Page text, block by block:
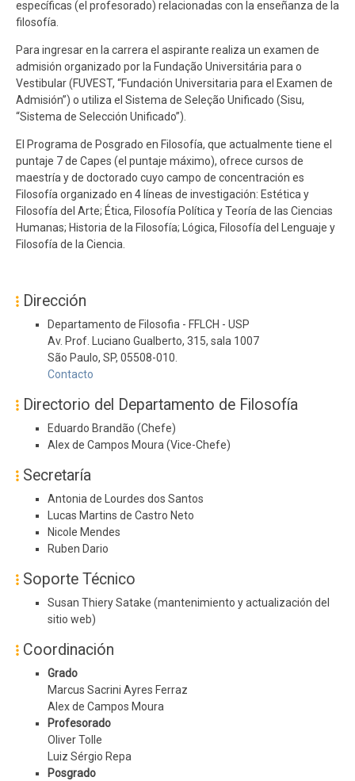
específicas (el profesorado) relacionadas con la enseñanza de la
filosofía.
Para ingresar en la carrera el aspirante realiza un examen de
admisión organizado por la Fundação Universitária para o
Vestibular (FUVEST, “Fundación Universitaria para el Examen de
Admisión”) o utiliza el Sistema de Seleção Unificado (Sisu,
“Sistema de Selección Unificado”).
El Programa de Posgrado en Filosofía, que actualmente tiene el
puntaje 7 de Capes (el puntaje máximo), ofrece cursos de
maestría y de doctorado cuyo campo de concentración es
Filosofía organizado en 4 líneas de investigación: Estética y
Filosofía del Arte; Ética, Filosofía Política y Teoría de las Ciencias
Humanas; Historia de la Filosofía; Lógica, Filosofía del Lenguaje y
Filosofía de la Ciencia.
Dirección
Departamento de Filosofia - FFLCH - USP
Av. Prof. Luciano Gualberto, 315, sala 1007
São Paulo, SP, 05508-010.
Contacto
Directorio del Departamento de Filosofía
Eduardo Brandão (Chefe)
Alex de Campos Moura (Vice-Chefe)
Secretaría
Antonia de Lourdes dos Santos
Lucas Martins de Castro Neto
Nicole Mendes
Ruben Dario
Soporte Técnico
Susan Thiery Satake (mantenimiento y actualización del
sitio web)
Coordinación
Grado
Marcus Sacrini Ayres Ferraz
Alex de Campos Moura
Profesorado
Oliver Tolle
Luiz Sérgio Repa
Posgrado